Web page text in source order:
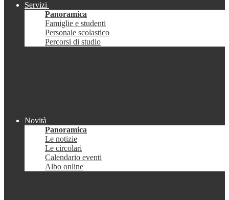
Servizi
Panoramica
Famiglie e studenti
Personale scolastico
Percorsi di studio
Novità
Panoramica
Le notizie
Le circolari
Calendario eventi
Albo online